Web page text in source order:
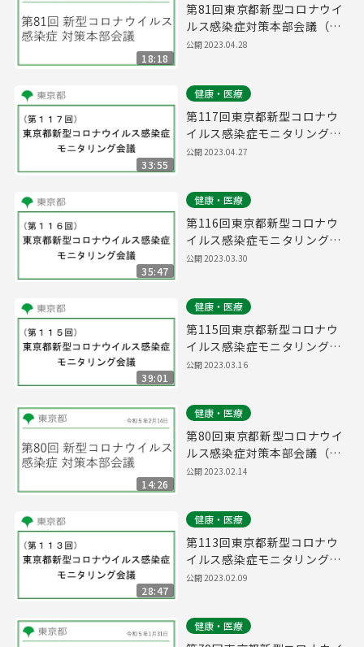
18:18
第81回東京都新型コロナウイ
ルス感染症対策本部会議（令
和5年4月28日 17時00分～）
公開2023.04.28
33:55
健康・医療
第117回東京都新型コロナウ
イルス感染症モニタリング会
議(令和5年4月28日11時00分
公開2023.04.27
35:47
健康・医療
第116回東京都新型コロナウ
イルス感染症モニタリング会
議(令和5年3月30日13時00分
公開2023.03.30
39:01
健康・医療
第115回東京都新型コロナウ
イルス感染症モニタリング会
議(令和5年3月16日14時45分
公開2023.03.16
14:26
健康・医療
第80回東京都新型コロナウイ
ルス感染症対策本部会議（令
和5年2月14日 16時45分～）
公開2023.02.14
28:47
健康・医療
第113回東京都新型コロナウ
イルス感染症モニタリング会
議(令和5年2月9日17時15分
公開2023.02.09
健康・医療